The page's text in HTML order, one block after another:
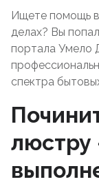
Ищете помощь
делах? Вы
портала Умело
спектра
люстру